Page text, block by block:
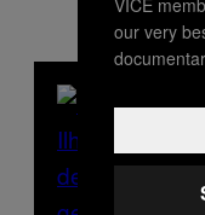
our very